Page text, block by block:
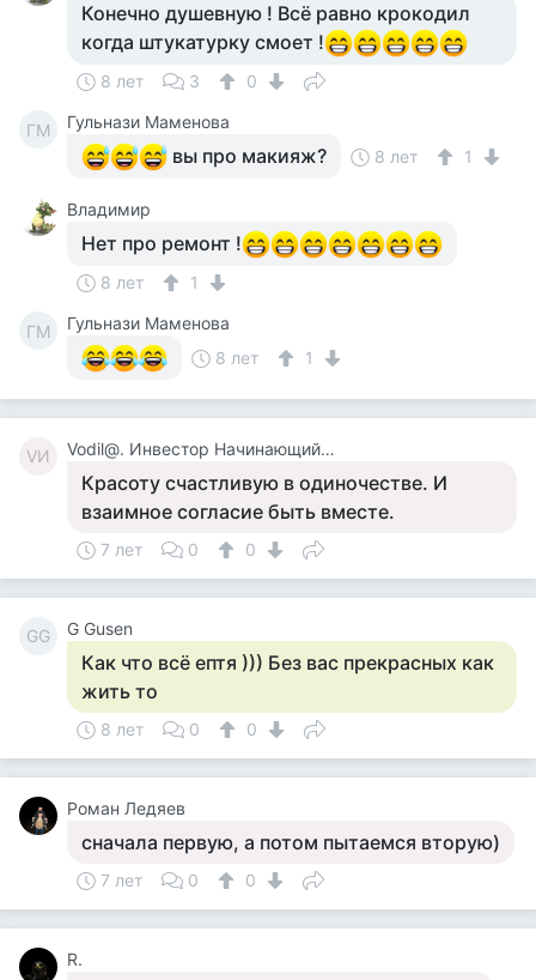
Конечно душевную ! Всё равно крокодил
когда штукатурку смоет !
8 лет 3 0
ГМ Гульнази Маменова
вы про макияж? 8 лет 1
Владимир
Нет про ремонт !
8 лет 1
ГМ
Гульнази Маменова
8 лет
1
VИ Vodil@. Инвестор Начинающий. Сырожа.
Красоту счастливую в одиночестве. И
взаимное согласие быть вместе.
7 лет 0 0
GG G Gusen
Как что всё ептя ))) Без вас прекрасных как
жить то
8 лет 0 0
Роман Ледяев
сначала первую, а потом пытаемся вторую)
7 лет 0 0
R.